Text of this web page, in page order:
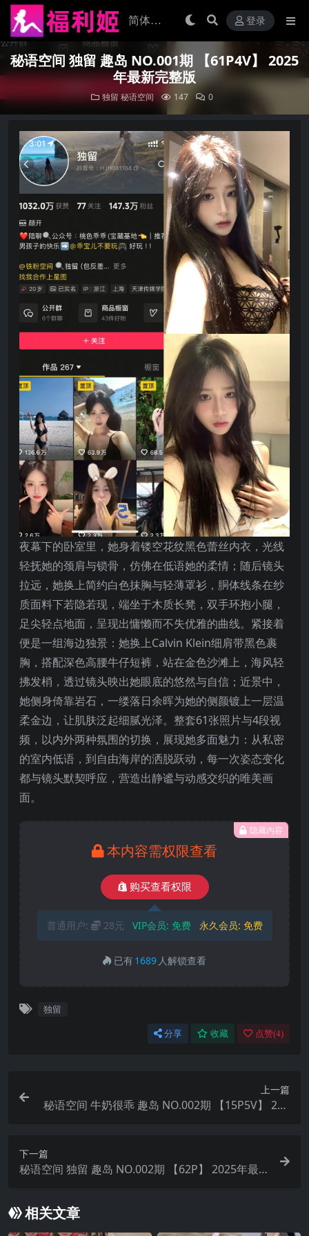
登录
秘语空间 独留 趣岛 NO.001期 【61P4V】 2025
年最新完整版
独留秘语空间 147 0
夜幕下的卧室里，她身着镂空花纹黑色蕾丝内衣，光线
轻抚她的颈肩与锁骨，仿佛在低语她的柔情；随后镜头
拉远，她换上简约白色抹胸与轻薄罩衫，胴体线条在纱
质面料下若隐若现，端坐于木质长凳，双手环抱小腿，
足尖轻点地面，呈现出慵懒而不失优雅的曲线。紧接着
便是一组海边独景：她换上Calvin Klein细肩带黑色裹
胸，搭配深色高腰牛仔短裤，站在金色沙滩上，海风轻
拂发梢，透过镜头映出她眼底的悠然与自信；近景中，
她侧身倚靠岩石，一缕落日余晖为她的侧颜镀上一层温
柔金边，让肌肤泛起细腻光泽。整套61张照片与4段视
频，以内外两种氛围的切换，展现她多面魅力：从私密
的室内低语，到自由海岸的洒脱跃动，每一次姿态变化
都与镜头默契呼应，营造出静谧与动感交织的唯美画
面。
隐藏内容
本内容需权限查看
购买查看权限
普通用户: 28元 VIP会员: 免费 永久会员: 免费
已有1689 人解锁查看
独留
分享 收藏 点赞(4)
上一篇
秘语空间 牛奶很乖 趣岛 NO.002期 【15P5V】 202
下一篇
秘语空间 独留 趣岛 NO.002期 【62P】 2025年最
相关文章